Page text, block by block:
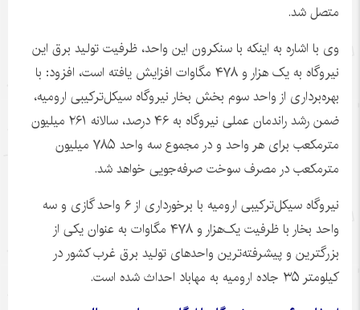
متصل شد.
وی با اشاره به اینکه با سنکرون این واحد، ظرفیت تولید برق این
نیروگاه به یک هزار و ۴۷۸ مگاوات افزایش یافته است، افزود: با
بهره‌برداری از واحد سوم بخش بخار نیروگاه سیکل‌ترکیبی ارومیه،
ضمن رشد راندمان عملی نیروگاه به ۴۶ درصد، سالانه ۲۶۱ میلیون
مترمکعب برای هر واحد و در مجموع سه واحد ۷۸۵ میلیون
مترمکعب در مصرف سوخت صرفه‌جویی خواهد شد.
نیروگاه سیکل‌ترکیبی ارومیه با برخورداری از ۶ واحد گازی و سه
واحد بخار با ظرفیت یک‌هزار و ۴۷۸ مگاوات به عنوان یکی از
بزرگترین و پیشرفته‌ترین واحدهای تولید برق غرب کشور در
کیلومتر ۳۵ جاده ارومیه به مهاباد احداث شده است.